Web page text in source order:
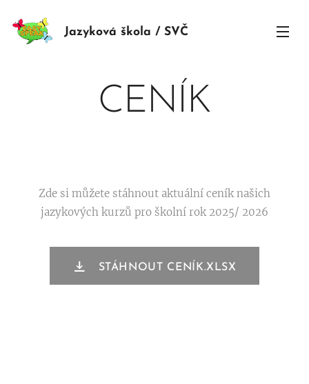
Jazyková škola / SVČ
CENÍK
Zde si můžete stáhnout aktuální ceník našich
jazykových kurzů pro školní rok 2025/ 2026
STÁHNOUT CENÍK.XLSX